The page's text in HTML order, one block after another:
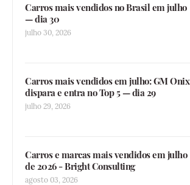
Carros mais vendidos no Brasil em julho
— dia 30
julho 30, 2026
Carros mais vendidos em julho: GM Onix
dispara e entra no Top 5 — dia 29
julho 29, 2026
Carros e marcas mais vendidos em julho
de 2026 - Bright Consulting
agosto 03, 2026